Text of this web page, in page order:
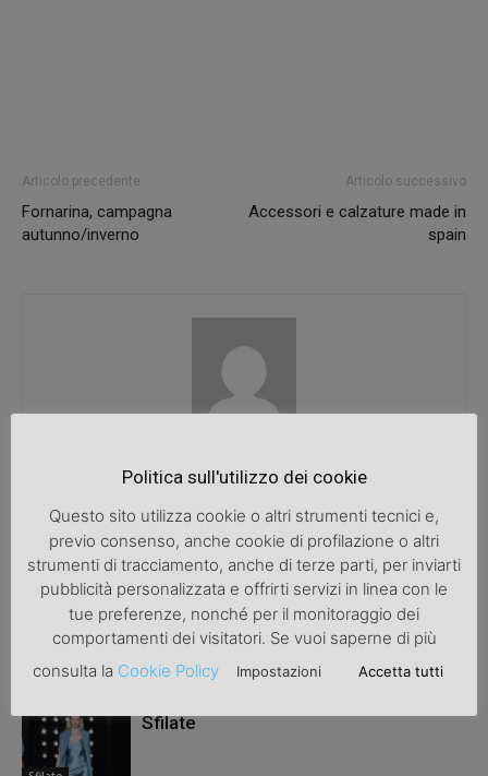
Articolo precedente
Fornarina, campagna
autunno/inverno
Articolo successivo
Accessori e calzature made in
spain
ARTICOLI CORRELATI ALTRO DALL'AUTORE
Sfilate
Le fashion week di febbraio e qualche
curiosità
Sfilate
Politica sull'utilizzo dei cookie
Questo sito utilizza cookie o altri strumenti tecnici e,
previo consenso, anche cookie di profilazione o altri
strumenti di tracciamento, anche di terze parti, per inviarti
pubblicità personalizzata e offrirti servizi in linea con le
tue preferenze, nonché per il monitoraggio dei
comportamenti dei visitatori. Se vuoi saperne di più
consulta la Cookie Policy Impostazioni Accetta tutti